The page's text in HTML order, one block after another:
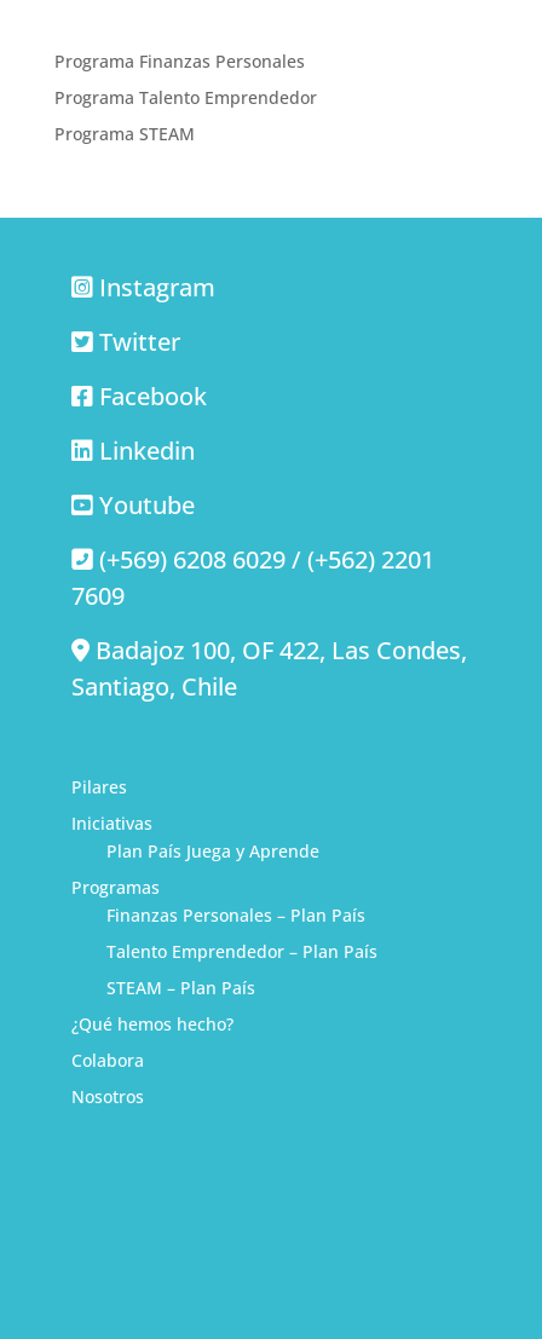
Programa Finanzas Personales
Programa Talento Emprendedor
Programa STEAM
Instagram
Twitter
Facebook
Linkedin
Youtube
(+569) 6208 6029 / (+562) 2201
7609
Badajoz 100, OF 422, Las Condes,
Santiago, Chile
Pilares
Iniciativas
Plan País Juega y Aprende
Programas
Finanzas Personales – Plan País
Talento Emprendedor – Plan País
STEAM – Plan País
¿Qué hemos hecho?
Colabora
Nosotros